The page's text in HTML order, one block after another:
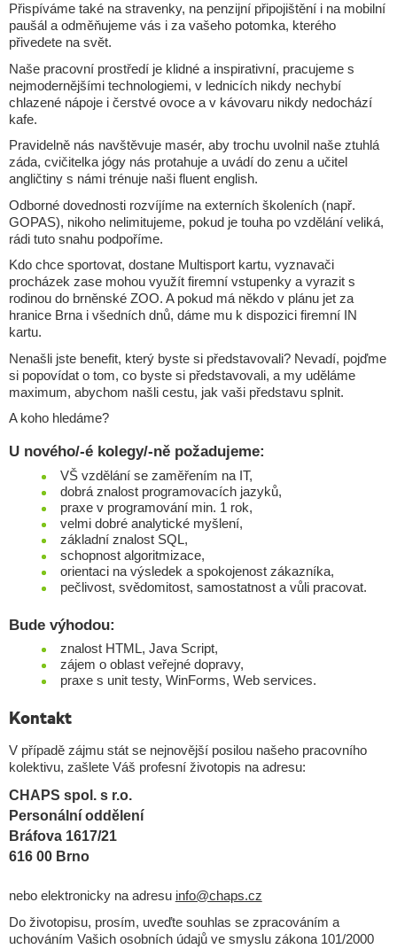
Přispíváme také na stravenky, na penzijní připojištění i na mobilní
paušál a odměňujeme vás i za vašeho potomka, kterého
přivedete na svět.
Naše pracovní prostředí je klidné a inspirativní, pracujeme s
nejmodernějšími technologiemi, v lednicích nikdy nechybí
chlazené nápoje i čerstvé ovoce a v kávovaru nikdy nedochází
kafe.
Pravidelně nás navštěvuje masér, aby trochu uvolnil naše ztuhlá
záda, cvičitelka jógy nás protahuje a uvádí do zenu a učitel
angličtiny s námi trénuje naši fluent english.
Odborné dovednosti rozvíjíme na externích školeních (např.
GOPAS), nikoho nelimitujeme, pokud je touha po vzdělání veliká,
rádi tuto snahu podpoříme.
Kdo chce sportovat, dostane Multisport kartu, vyznavači
procházek zase mohou využít firemní vstupenky a vyrazit s
rodinou do brněnské ZOO. A pokud má někdo v plánu jet za
hranice Brna i všedních dnů, dáme mu k dispozici firemní IN
kartu.
Nenašli jste benefit, který byste si představovali? Nevadí, pojďme
si popovídat o tom, co byste si představovali, a my uděláme
maximum, abychom našli cestu, jak vaši představu splnit.
A koho hledáme?
U nového/-é kolegy/-ně požadujeme:
VŠ vzdělání se zaměřením na IT,
dobrá znalost programovacích jazyků,
praxe v programování min. 1 rok,
velmi dobré analytické myšlení,
základní znalost SQL,
schopnost algoritmizace,
orientaci na výsledek a spokojenost zákazníka,
pečlivost, svědomitost, samostatnost a vůli pracovat.
Bude výhodou:
znalost HTML, Java Script,
zájem o oblast veřejné dopravy,
praxe s unit testy, WinForms, Web services.
Kontakt
V případě zájmu stát se nejnovější posilou našeho pracovního
kolektivu, zašlete Váš profesní životopis na adresu:
CHAPS spol. s r.o.
Personální oddělení
Bráfova 1617/21
616 00 Brno
nebo elektronicky na adresu info@chaps.cz
Do životopisu, prosím, uveďte souhlas se zpracováním a
uchováním Vašich osobních údajů ve smyslu zákona 101/2000